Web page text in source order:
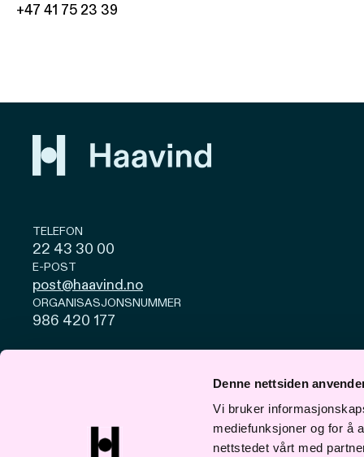
Denne nettsiden
Vi bruker
mediefunksjoner og for å
nettstedet vårt med
+47 41 75 23 39
TELEFON
22 43 30 00
E-POST
post@haavind.no
ORGANISASJONSNUMMER
986 420 177